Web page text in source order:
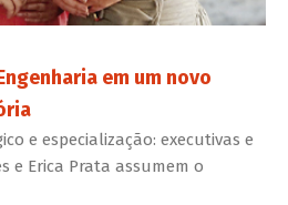
em um novo
e especialização: executivas e
e Erica Prata assumem o